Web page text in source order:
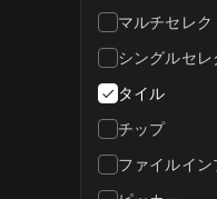
マルチセレク
シングルセレ
タイル
チップ
ファイルイン